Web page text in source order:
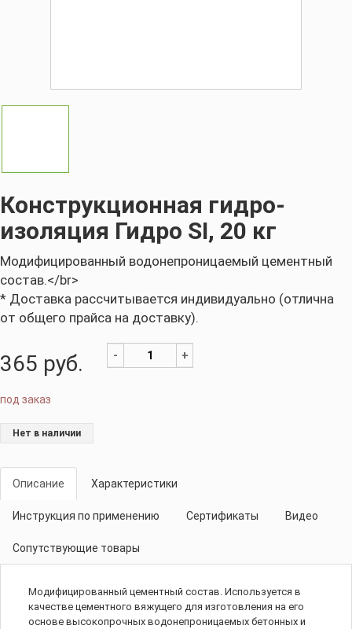
Конструкционная гидро-
изоляция Гидро SI, 20 кг
Модифицированный водонепроницаемый цементный
состав.</br>
* Доставка рассчитывается индивидуально (отлична
от общего прайса на доставку).
365 руб. - +
под заказ
Нет в наличии
Описание Характеристики
Инструкция по применению Сертификаты Видео
Сопутствующие товары
Модифицированный цементный состав. Используется в
качестве цементного вяжущего для изготовления на его
основе высокопрочных водонепроницаемых бетонных и